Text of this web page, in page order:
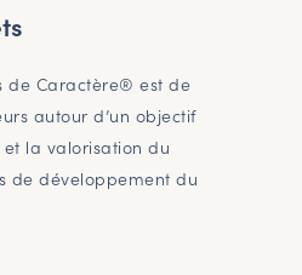
de Caractère® est de
autour d’un objectif
la valorisation du
de développement du